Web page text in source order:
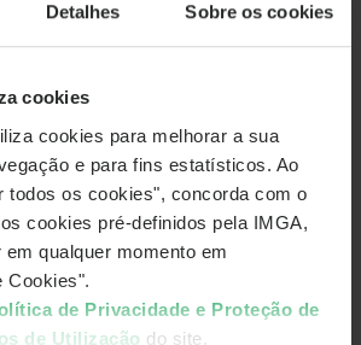
Detalhes Sobre os cookies
cookies
cookies para melhorar a sua
e para fins estatísticos. Ao
todos os cookies", concorda com o
cookies pré-definidos pela IMGA,
qualquer momento em
Cookies".
de Privacidade e Proteção de
de Utilização do site.
– Categorias A e R – 0,05%/ano
I– 0,05%/ano
– Categorias A e R – 0,35%/ano
– Categoria I– 0,175%/ano
– Categorias A e R–